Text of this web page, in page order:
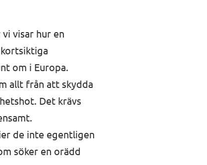
visar hur en
om i Europa.
allt från att skydda
Det krävs
de inte egentligen
söker en orädd